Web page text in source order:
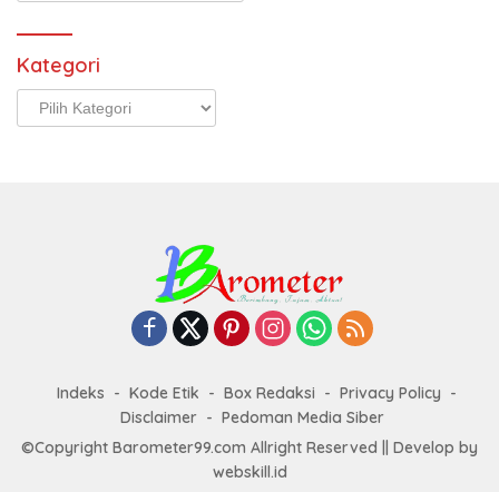
Kategori
Kategori
Indeks Kode Etik Box Redaksi
Privacy Policy
Disclaimer
Pedoman Media Siber
©Copyright Barometer99.com Allright Reserved || Develop by
webskill.id